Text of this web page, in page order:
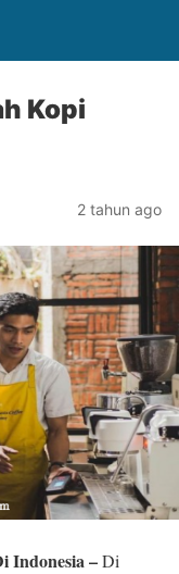
Kopi
2 tahun ago
Indonesia –Di